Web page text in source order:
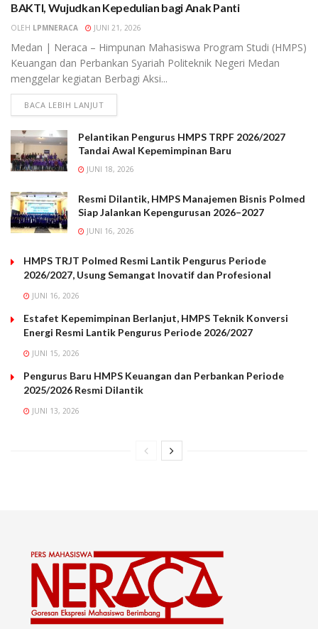
BAKTI, Wujudkan Kepedulian bagi Anak Panti
OLEH LPMNERACA JUNI 21, 2026
Medan | Neraca – Himpunan Mahasiswa Program Studi (HMPS)
Keuangan dan Perbankan Syariah Politeknik Negeri Medan
menggelar kegiatan Berbagi Aksi...
BACA LEBIH LANJUT
Pelantikan Pengurus HMPS TRPF 2026/2027
Tandai Awal Kepemimpinan Baru
JUNI 18, 2026
Resmi Dilantik, HMPS Manajemen Bisnis Polmed
Siap Jalankan Kepengurusan 2026–2027
JUNI 16, 2026
HMPS TRJT Polmed Resmi Lantik Pengurus Periode
2026/2027, Usung Semangat Inovatif dan Profesional
JUNI 16, 2026
Estafet Kepemimpinan Berlanjut, HMPS Teknik Konversi
Energi Resmi Lantik Pengurus Periode 2026/2027
JUNI 15, 2026
Pengurus Baru HMPS Keuangan dan Perbankan Periode
2025/2026 Resmi Dilantik
JUNI 13, 2026